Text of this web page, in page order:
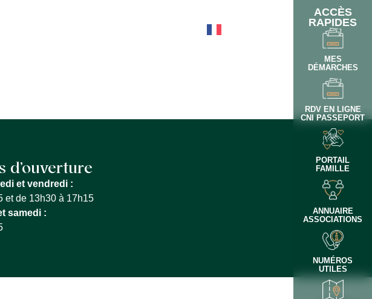
ACCÈS
RAPIDES
MES
DÉMARCHES
RDV EN LIGNE
CNI PASSEPORT
PORTAIL
FAMILLE
ANNUAIRE
ASSOCIATIONS
NUMÉROS
UTILES
d’ouverture
et vendredi :
et de 13h30 à 17h15
samedi :